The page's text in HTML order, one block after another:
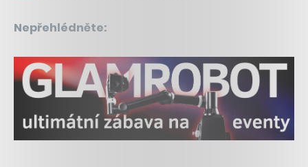
Nepřehlédněte: